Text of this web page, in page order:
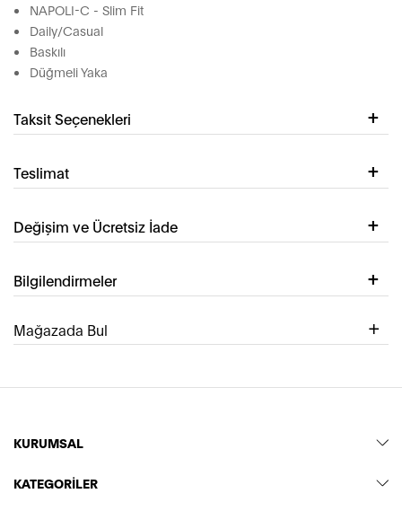
NAPOLI-C - Slim Fit
Daily/Casual
Baskılı
Düğmeli Yaka
Taksit Seçenekleri
Teslimat
Değişim ve Ücretsiz İade
Bilgilendirmeler
Mağazada Bul
KURUMSAL
KATEGORİLER